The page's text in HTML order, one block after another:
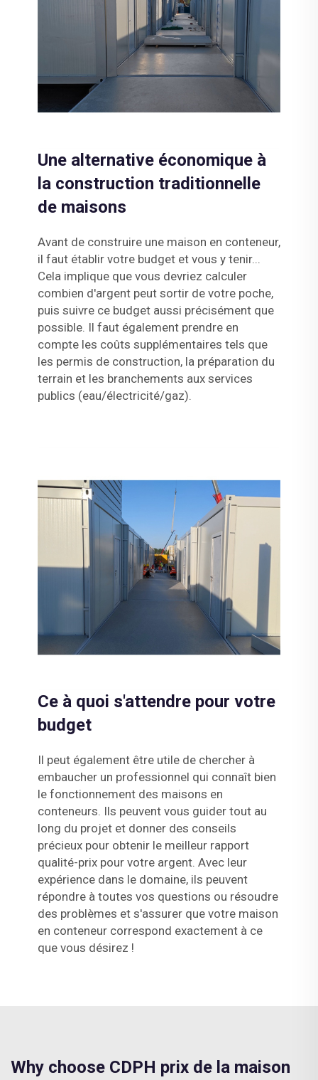
Une alternative économique à
la construction traditionnelle
de maisons
Avant de construire une maison en conteneur,
il faut établir votre budget et vous y tenir...
Cela implique que vous devriez calculer
combien d'argent peut sortir de votre poche,
puis suivre ce budget aussi précisément que
possible. Il faut également prendre en
compte les coûts supplémentaires tels que
les permis de construction, la préparation du
terrain et les branchements aux services
publics (eau/électricité/gaz).
Ce à quoi s'attendre pour votre
budget
Il peut également être utile de chercher à
embaucher un professionnel qui connaît bien
le fonctionnement des maisons en
conteneurs. Ils peuvent vous guider tout au
long du projet et donner des conseils
précieux pour obtenir le meilleur rapport
qualité-prix pour votre argent. Avec leur
expérience dans le domaine, ils peuvent
répondre à toutes vos questions ou résoudre
des problèmes et s'assurer que votre maison
en conteneur correspond exactement à ce
que vous désirez !
Why choose CDPH prix de la maison